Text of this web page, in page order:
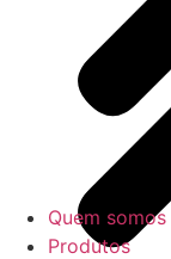
Quem somos
Produtos